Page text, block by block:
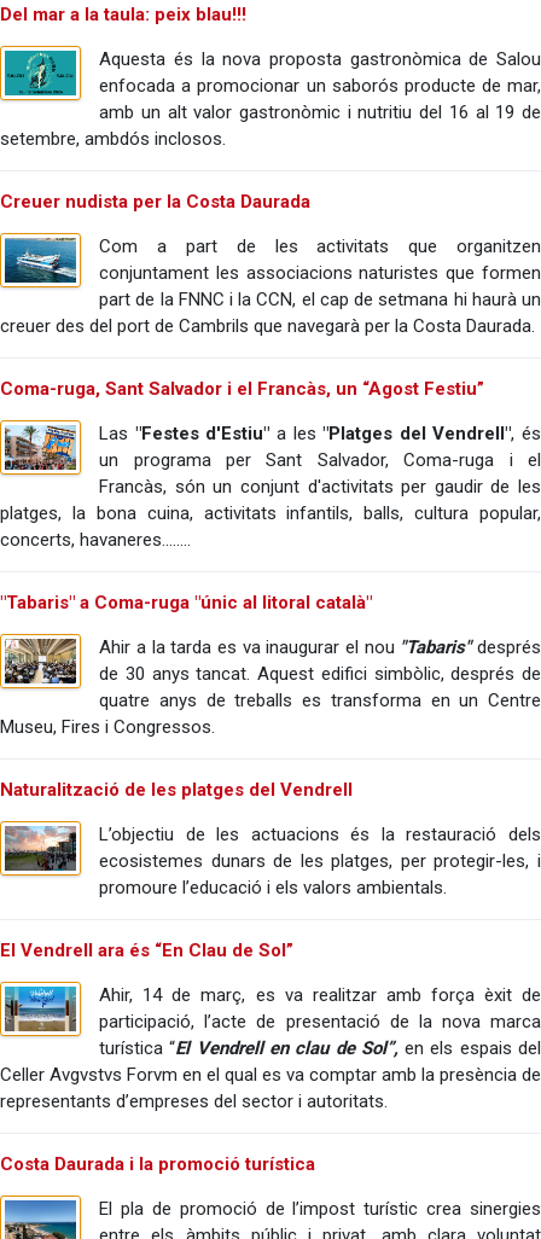
Del mar a la taula: peix blau!!!
Aquesta és la nova proposta gastronòmica de Salou
enfocada a promocionar un saborós producte de mar,
amb un alt valor gastronòmic i nutritiu del 16 al 19 de
setembre, ambdós inclosos.
Creuer nudista per la Costa Daurada
Com a part de les activitats que organitzen
conjuntament les associacions naturistes que formen
part de la FNNC i la CCN, el cap de setmana hi haurà un
creuer des del port de Cambrils que navegarà per la Costa Daurada.
Coma-ruga, Sant Salvador i el Francàs, un “Agost Festiu”
Las "Festes d'Estiu" a les"Platges del Vendrell", és
un programa per Sant Salvador, Coma-ruga i el
Francàs, són un conjunt d'activitats per gaudir de les
platges, la bona cuina, activitats infantils, balls, cultura popular,
concerts, havaneres........
"Tabaris" a Coma-ruga "únic al litoral català"
Ahir a la tarda es va inaugurar el nou "Tabaris"després
de 30 anys tancat. Aquest edifici simbòlic, després de
quatre anys de treballs es transforma en un Centre
Museu, Fires i Congressos.
Naturalització de les platges del Vendrell
L’objectiu de les actuacions és la restauració dels
ecosistemes dunars de les platges, per protegir-les, i
promoure l’educació i els valors ambientals.
El Vendrell ara és “En Clau de Sol”
Ahir, 14 de març, es va realitzar amb força èxit de
participació, l’acte de presentació de la nova marca
turística “El Vendrell en clau de Sol”,en els espais del
Celler Avgvstvs Forvm en el qual es va comptar amb la presència de
representants d’empreses del sector i autoritats.
Costa Daurada i la promoció turística
El pla de promoció de l’impost turístic crea sinergies